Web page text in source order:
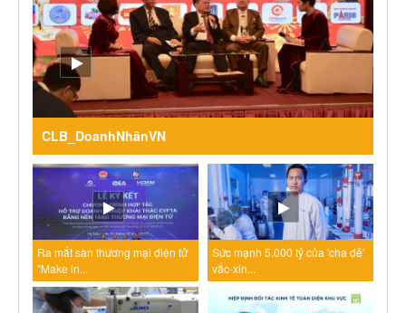
CLB_DoanhNhânVN
Ra mắt sàn thương mại điện tử
"Make in...
Sức mạnh 5.000 tỷ của 'cha đẻ'
vắc-xin...